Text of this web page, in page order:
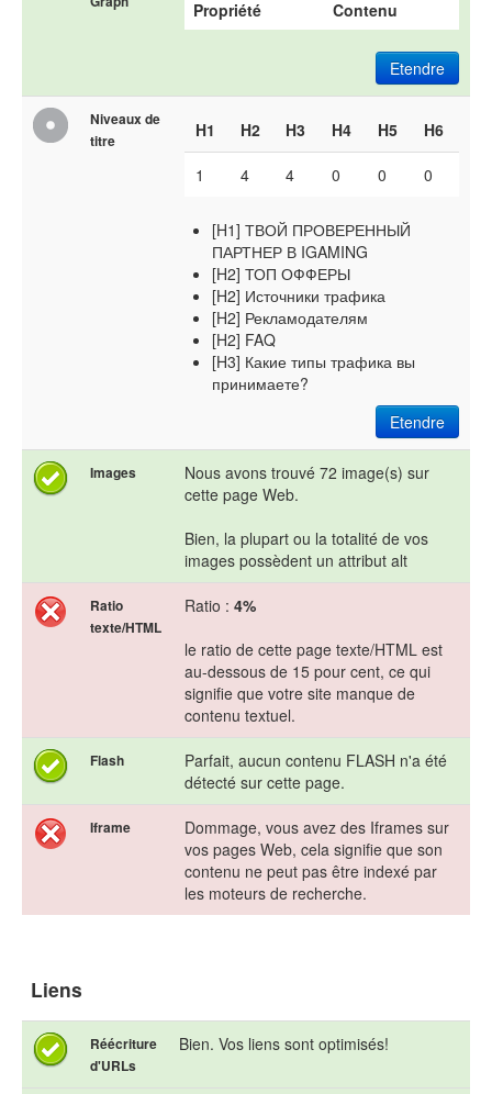
Propriété
Contenu
Etendre
Niveaux de
titre
H1 H2 H3 H4 H5 H6
1 4 4 0 0 0
[H1] ТВОЙ ПРОВЕРЕННЫЙ
ПАРТНЕР В IGAMING
[H2] ТОП ОФФЕРЫ
[H2] Источники трафика
[H2] Рекламодателям
[H2] FAQ
[H3] Какие типы трафика вы
принимаете?
Etendre
Images
Nous avons trouvé 72 image(s) sur
cette page Web.
Bien, la plupart ou la totalité de vos
images possèdent un attribut alt
Ratio
texte/HTML
Ratio : 4%
le ratio de cette page texte/HTML est
au-dessous de 15 pour cent, ce qui
signifie que votre site manque de
contenu textuel.
Flash
Parfait, aucun contenu FLASH n'a été
détecté sur cette page.
Iframe
Dommage, vous avez des Iframes sur
vos pages Web, cela signifie que son
contenu ne peut pas être indexé par
les moteurs de recherche.
Liens
Réécriture
d'URLs
Bien. Vos liens sont optimisés!